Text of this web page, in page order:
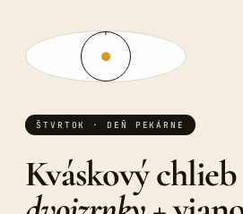
ŠTVRTOK · DEŇ PEKÁRNE
Kváskový